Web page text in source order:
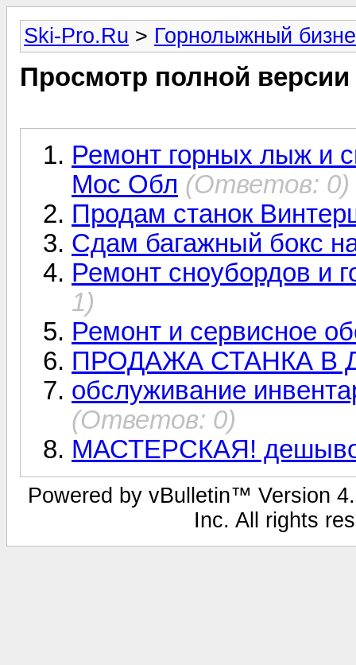
Ski-Pro.Ru > Горнолыжный
Просмотр полной
Ремонт горных лыж и
Мос Обл (Ответов: 0)
Продам станок
Сдам багажный бокс
Ремонт сноубордов и
1)
Ремонт и сервисное
ПРОДАЖА СТАНКА В
обслуживание
(Ответов: 0)
МАСТЕРСКАЯ!
Powered by vBulletin™ Version
Inc. All rights